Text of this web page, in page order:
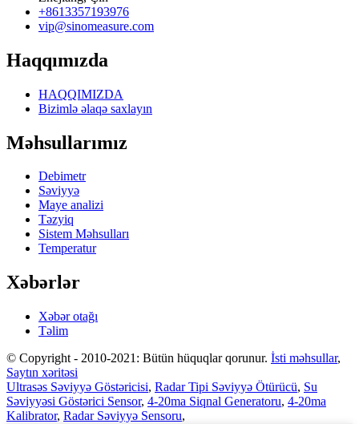
+8613357193976
vip@sinomeasure.com
Haqqımızda
HAQQIMIZDA
Bizimlə əlaqə saxlayın
Məhsullarımız
Debimetr
Səviyyə
Maye analizi
Təzyiq
Sistem Məhsulları
Temperatur
Xəbərlər
Xəbər otağı
Təlim
© Copyright - 2010-2021: Bütün hüquqlar qorunur. İsti məhsullar,
Saytın xəritəsi
Ultrasəs Səviyyə Göstəricisi, Radar Tipi Səviyyə Ötürücü, Su
Səviyyəsi Göstərici Sensor, 4-20ma Siqnal Generatoru, 4-20ma
Kalibrator, Radar Səviyyə Sensoru,